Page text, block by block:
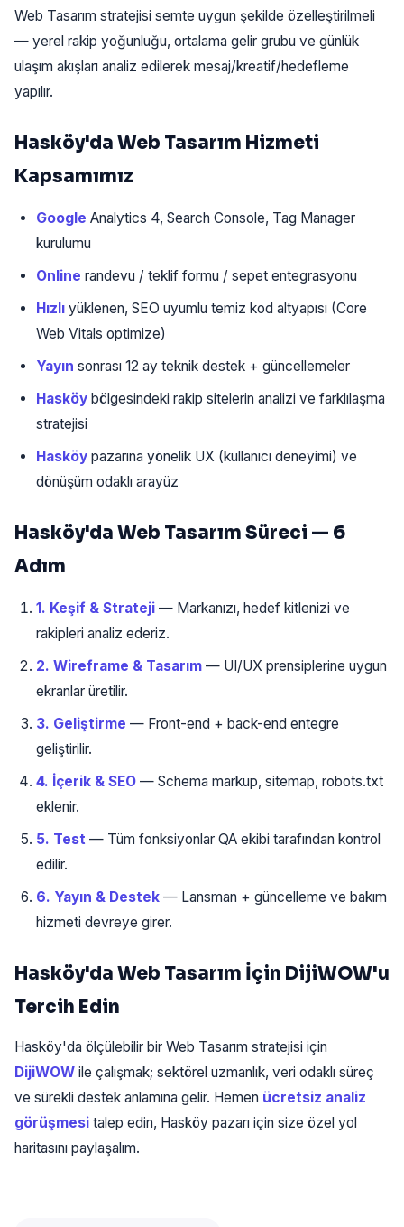
Web Tasarım stratejisi semte uygun şekilde özelleştirilmeli
— yerel rakip yoğunluğu, ortalama gelir grubu ve günlük
ulaşım akışları analiz edilerek mesaj/kreatif/hedefleme
yapılır.
Hasköy'da Web Tasarım Hizmeti
Kapsamımız
Google Analytics 4, Search Console, Tag Manager
kurulumu
Online randevu / teklif formu / sepet entegrasyonu
Hızlı yüklenen, SEO uyumlu temiz kod altyapısı (Core
Web Vitals optimize)
Yayın sonrası 12 ay teknik destek + güncellemeler
Hasköy bölgesindeki rakip sitelerin analizi ve farklılaşma
stratejisi
Hasköy pazarına yönelik UX (kullanıcı deneyimi) ve
dönüşüm odaklı arayüz
Hasköy'da Web Tasarım Süreci — 6
Adım
1. Keşif & Strateji — Markanızı, hedef kitlenizi ve
rakipleri analiz ederiz.
2. Wireframe & Tasarım — UI/UX prensiplerine uygun
ekranlar üretilir.
3. Geliştirme — Front-end + back-end entegre
geliştirilir.
4. İçerik & SEO — Schema markup, sitemap, robots.txt
eklenir.
5. Test — Tüm fonksiyonlar QA ekibi tarafından kontrol
edilir.
6. Yayın & Destek — Lansman + güncelleme ve bakım
hizmeti devreye girer.
Hasköy'da Web Tasarım İçin DijiWOW'u
Tercih Edin
Hasköy'da ölçülebilir bir Web Tasarım stratejisi için
DijiWOW ile çalışmak; sektörel uzmanlık, veri odaklı süreç
ve sürekli destek anlamına gelir. Hemen ücretsiz analiz
görüşmesi talep edin, Hasköy pazarı için size özel yol
haritasını paylaşalım.